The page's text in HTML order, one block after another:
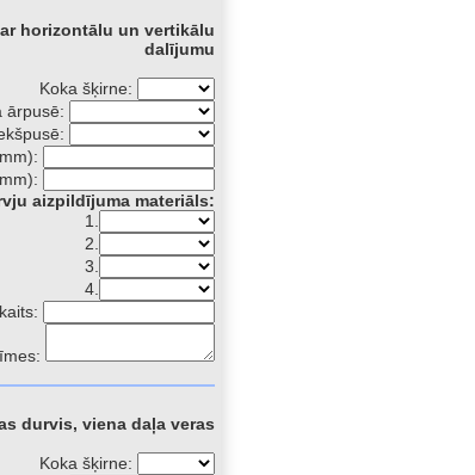
horizontālu un vertikālu
dalījumu
Koka šķirne:
ārpusē:
aizpildījuma materiāls:
1.
2.
3.
4.
durvis, viena daļa veras
Koka šķirne: